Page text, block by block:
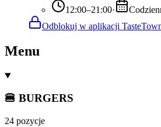
12:00–21:00·
Odblokuj w aplikacji
Menu
🍔 BURGERS
24 pozycje